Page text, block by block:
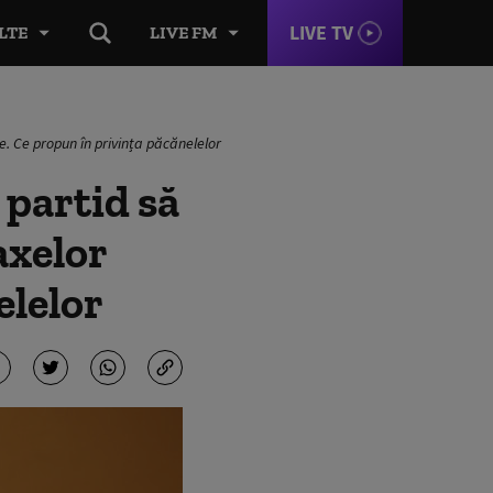
LIVE FM LIVE TV
Ce propun în privința păcănelelor
să